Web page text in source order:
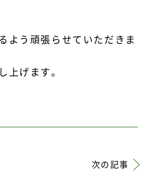
よう頑張らせていただきま
上げます。
次の記事